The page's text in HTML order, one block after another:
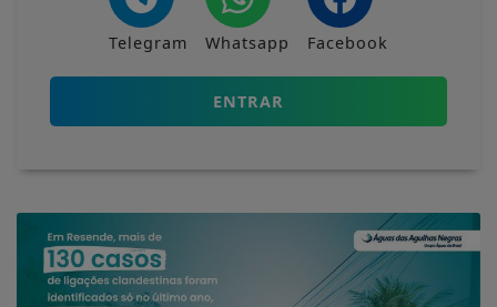
Telegram Whatsapp Facebook
ENTRAR